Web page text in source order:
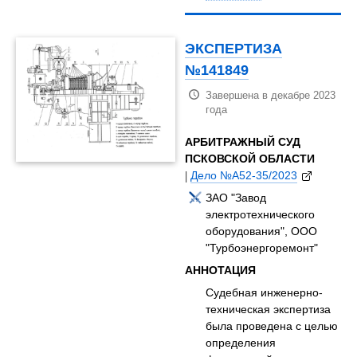
ЭКСПЕРТИЗА
№141849
Завершена в декабре 2023
года
АРБИТРАЖНЫЙ СУД
ПСКОВСКОЙ ОБЛАСТИ
| Дело №А52-35/2023
ЗАО "Завод
электротехнического
оборудования", ООО
"Турбоэнергоремонт"
АННОТАЦИЯ
Судебная инженерно-
техническая экспертиза
была проведена с целью
определения